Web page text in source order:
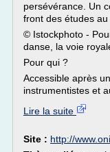
persévérance. Un
front des études
© Istockphoto -
danse, la voie
Pour qui ?
Accessible après
instrumentistes et
Lire la suite
Site : http://